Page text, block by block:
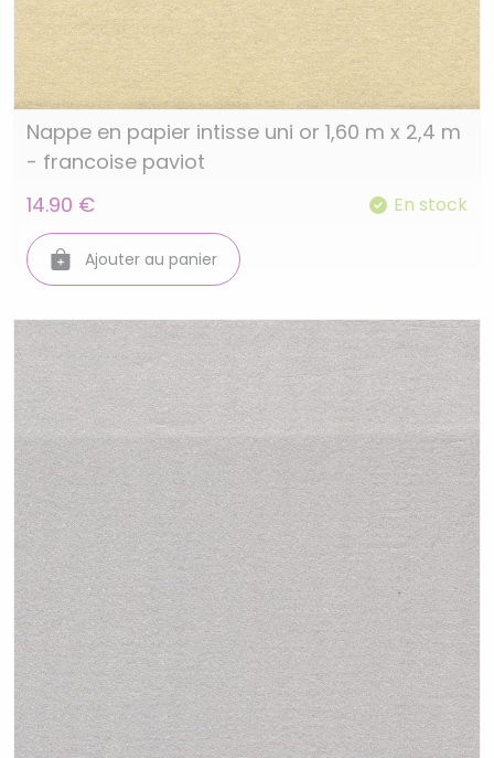
Nappe en papier intisse uni or 1,60 m x 2,4 m
- francoise paviot
14.90 €
En stock
Ajouter au panier